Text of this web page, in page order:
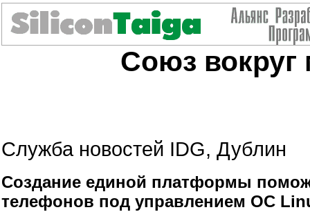
Союз вокруг
Служба новостей IDG, Дублин
Создание единой платформы
телефонов под управлением ОС